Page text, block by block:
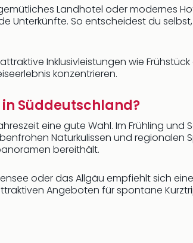
Landhotel oder modernes
So entscheidest du
Inklusivleistungen wie
konzentrieren.
Süddeutschland?
eine gute Wahl. Im Frühling
Naturkulissen und regionalen
bereithält.
oder das Allgäu empfiehlt sich
Angeboten für spontane